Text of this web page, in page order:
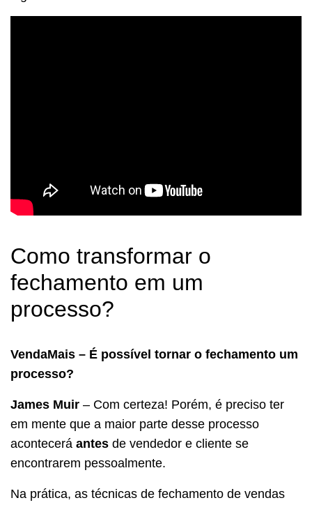
Como transformar o
fechamento em um
processo?
VendaMais – É possível tornar o fechamento um
processo?
James Muir – Com certeza! Porém, é preciso ter
em mente que a maior parte desse processo
acontecerá antes de vendedor e cliente se
encontrarem pessoalmente.
Na prática, as técnicas de fechamento de vendas